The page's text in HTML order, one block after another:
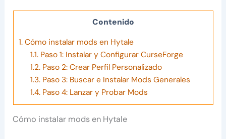
Contenido
1.Cómo instalar mods en Hytale
1.1.Paso 1: Instalar y Configurar CurseForge
1.2.Paso 2: Crear Perfil Personalizado
1.3.Paso 3: Buscar e Instalar Mods Generales
1.4.Paso 4: Lanzar y Probar Mods
Cómo instalar mods en Hytale